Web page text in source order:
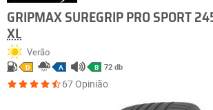
GRIPMAX SUREGRIP PRO SPORT
XL
Verão
D A B 72 db
67 Opinião